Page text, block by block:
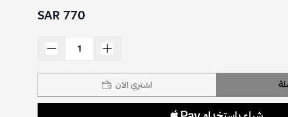
770 SAR
اشتري الآن